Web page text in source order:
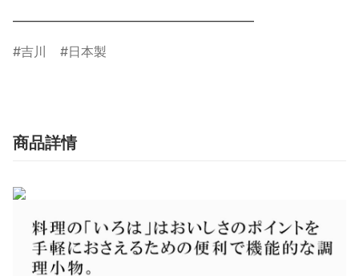
吉川 日本製
商品詳情